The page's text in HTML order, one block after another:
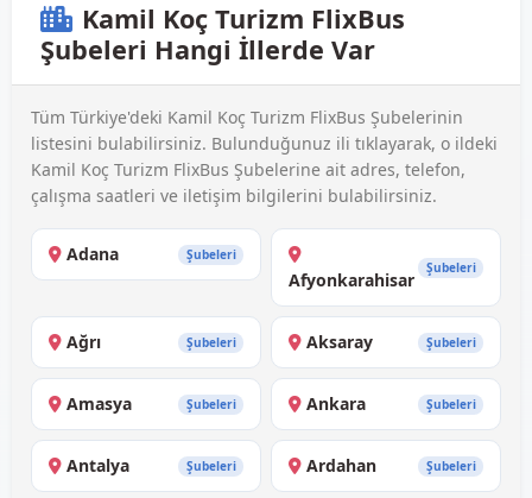
Kamil Koç Turizm FlixBus
Şubeleri Hangi İllerde Var
Tüm Türkiye'deki Kamil Koç Turizm FlixBus Şubelerinin
listesini bulabilirsiniz. Bulunduğunuz ili tıklayarak, o ildeki
Kamil Koç Turizm FlixBus Şubelerine ait adres, telefon,
çalışma saatleri ve iletişim bilgilerini bulabilirsiniz.
Adana Şubeleri
Afyonkarahisar
Şubeleri
Ağrı Şubeleri Aksaray Şubeleri
Amasya Şubeleri Ankara Şubeleri
Antalya Şubeleri Ardahan Şubeleri